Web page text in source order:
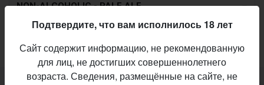
NON-ALCOHOLIC - PALE ALE
Пиво по заданным критериям не найдено
Подтвердите, что вам исполнилось 18 лет
Сайт содержит информацию, не рекомендованную
для лиц, не достигших совершеннолетнего
возраста. Сведения, размещённые на сайте, не